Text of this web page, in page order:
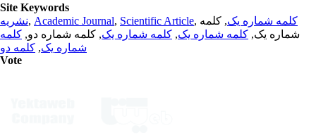
Site Keywords
نشریه, Academic Journal, Scientific Article, کلمه شماره یک, کلمه
شماره یک, کلمه شماره یک, کلمه شماره یک, کلمه شماره دو, کلمه
شماره یک, کلمه دو
Vote